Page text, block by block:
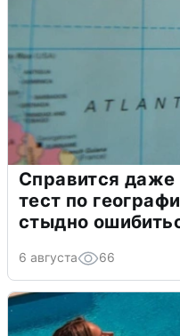
Справится
тест по
стыдно
6 августа 66